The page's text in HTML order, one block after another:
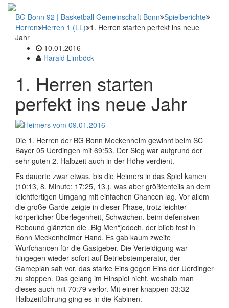
BG Bonn 92 | Basketball Gemeinschaft Bonn Spielberichte
Herren Herren 1 (LL) 1. Herren starten perfekt ins neue
Jahr
10.01.2016
Harald Limböck
1. Herren starten
perfekt ins neue Jahr
Die 1. Herren der BG Bonn Meckenheim gewinnt beim SC
Bayer 05 Uerdingen mit 69:53. Der Sieg war aufgrund der
sehr guten 2. Halbzeit auch in der Höhe verdient.
Es dauerte zwar etwas, bis die Heimers in das Spiel kamen
(10:13, 8. Minute; 17:25, 13.), was aber größtenteils an dem
leichtfertigen Umgang mit einfachen Chancen lag. Vor allem
die große Garde zeigte in dieser Phase, trotz leichter
körperlicher Überlegenheit, Schwächen. beim defensiven
Rebound glänzten die „Big Men“jedoch, der blieb fest in
Bonn Meckenheimer Hand. Es gab kaum zweite
Wurfchancen für die Gastgeber. Die Verteidigung war
hingegen wieder sofort auf Betriebstemperatur, der
Gameplan sah vor, das starke Eins gegen Eins der Uerdinger
zu stoppen. Das gelang im Hinspiel nicht, weshalb man
dieses auch mit 70:79 verlor. Mit einer knappen 33:32
Halbzeitführung ging es in die Kabinen.